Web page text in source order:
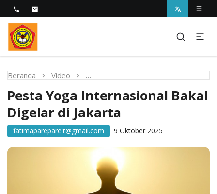
STIKES Fatima Parepare
Melayani dengan Kebijaksanaan Kasih
Beranda Video Pesta Yoga Internasional Bakal
Pesta Yoga Internasional Bakal
Digelar di Jakarta
fatimaparepareit@gmail.com 9 Oktober 2025